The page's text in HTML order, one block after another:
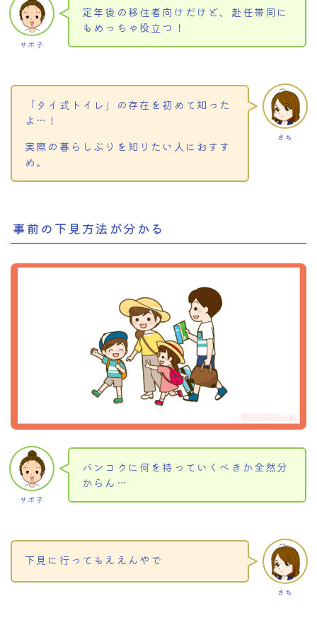
サボ子
定年後の移住者向けだけど、赴任帯同に
もめっちゃ役立つ！
さち
「タイ式トイレ」の存在を初めて知った
よ…！
実際の暮らしぶりを知りたい人におすす
め。
事前の下見方法が分かる
サボ子
バンコクに何を持っていくべきか全然分
からん…
さち
下見に行ってもええんやで